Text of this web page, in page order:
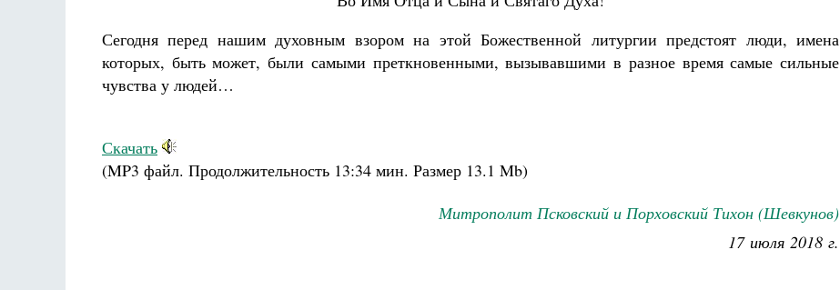
Сегодня перед нашим духовным взором на этой Божественной литургии предстоят люди, имена
которых, быть может, были самыми преткновенными, вызывавшими в разное время самые сильные
чувства у людей…
Скачать
(MP3 файл. Продолжительность 13:34 мин. Размер 13.1 Mb)
Митрополит Псковский и Порховский Тихон (Шевкунов)
17 июля 2018 г.